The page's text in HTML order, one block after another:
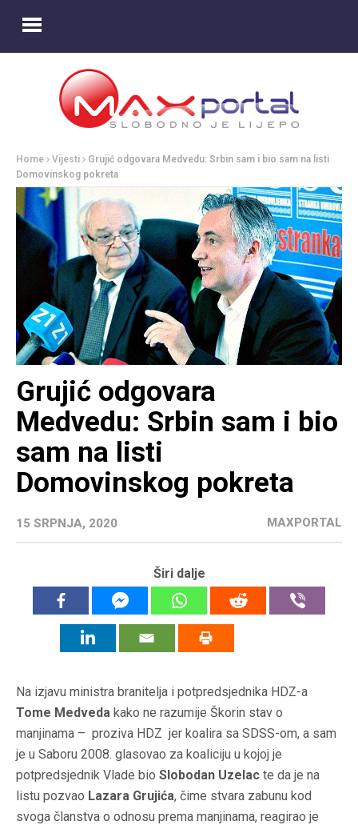
Home Vijesti
Grujić odgovara Medvedu: Srbin sam i bio sam na listi
Domovinskog pokreta
Grujić odgovara
Medvedu: Srbin sam i bio
sam na listi
Domovinskog pokreta
15 SRPNJA, 2020 MAXPORTAL
Širi dalje
Na izjavu ministra branitelja i potpredsjednika HDZ-a
Tome Medveda kako ne razumije Škorin stav o
manjinama – proziva HDZ jer koalira sa SDSS-om, a sam
je u Saboru 2008. glasovao za koaliciju u kojoj je
potpredsjednik Vlade bio Slobodan Uzelac te da je na
listu pozvao Lazara Grujića, čime stvara zabunu kod
svoga članstva o odnosu prema manjinama, reagirao je